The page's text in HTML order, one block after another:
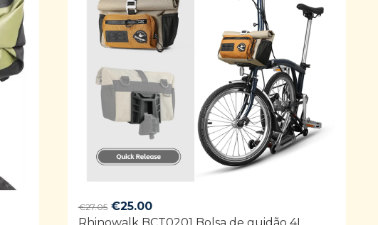
€27.05 Original
€25.00Current